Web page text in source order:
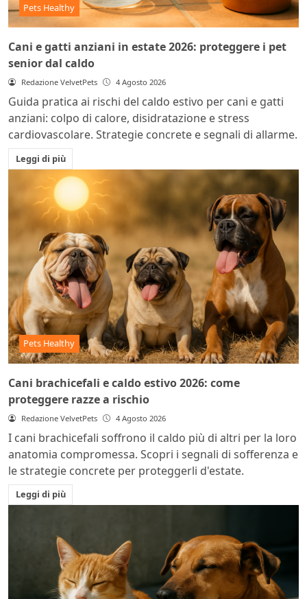
Pets Healthy
Cani e gatti anziani in estate 2026: proteggere i pet
senior dal caldo
Redazione VelvetPets 4 Agosto 2026
Guida pratica ai rischi del caldo estivo per cani e gatti
anziani: colpo di calore, disidratazione e stress
cardiovascolare. Strategie concrete e segnali di allarme.
Leggi di più
Pets Healthy
Cani brachicefali e caldo estivo 2026: come
proteggere razze a rischio
Redazione VelvetPets 4 Agosto 2026
I cani brachicefali soffrono il caldo più di altri per la loro
anatomia compromessa. Scopri i segnali di sofferenza e
le strategie concrete per proteggerli d'estate.
Leggi di più